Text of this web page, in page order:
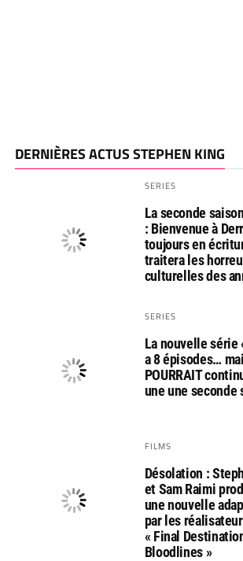
DERNIÈRES ACTUS STEPHEN KING
SERIES
La seconde
: Bienvenue à
toujours en
traitera les
culturelles des
SERIES
La nouvelle série
a 8 épisodes…
POURRAIT
une une seconde
FILMS
Désolation :
et Sam Raimi
une nouvelle
par les
« Final
Bloodlines »